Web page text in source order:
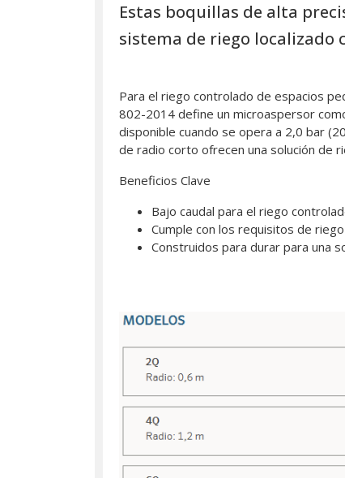
Estas boquillas de alta
sistema de riego localizado
Para el riego controlado de espacios
802-2014 define un microaspersor
disponible cuando se opera a 2,0 bar
de radio corto ofrecen una solución de
Beneficios Clave
Bajo caudal para el riego
Cumple con los requisitos de
Construidos para durar para una